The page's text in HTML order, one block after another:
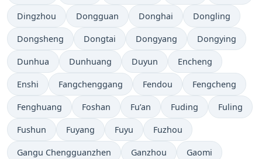
Dingzhou Dongguan Donghai Dongling
Dongsheng Dongtai Dongyang Dongying
Dunhua Dunhuang Duyun Encheng
Enshi Fangchenggang Fendou Fengcheng
Fenghuang Foshan Fu’an Fuding Fuling
Fushun Fuyang Fuyu Fuzhou
Gangu Chengguanzhen Ganzhou Gaomi